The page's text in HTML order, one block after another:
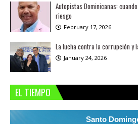
Autopistas Dominicanas:
riesgo
February 17, 2026
La lucha contra la corrupción y
January 24, 2026
EL TIEMPO
Santo